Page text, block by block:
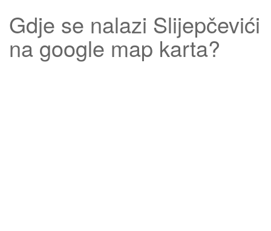
Gdje se nalazi Slijepčevići
na google map karta?